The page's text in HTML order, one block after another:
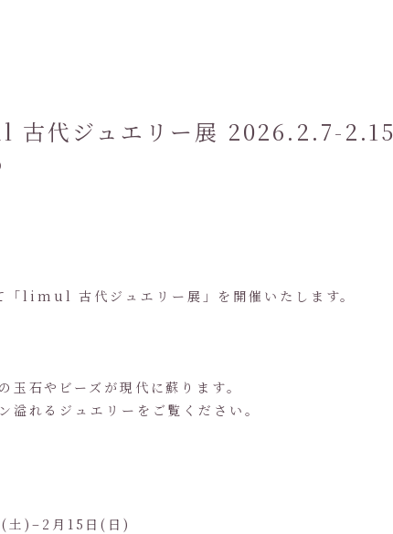
古代ジュエリー展 2026.2.7-2.15
limul 古代ジュエリー展」を開催いたします。
玉石やビーズが現代に蘇ります。
溢れるジュエリーをご覧ください。
)–2月15日(日)